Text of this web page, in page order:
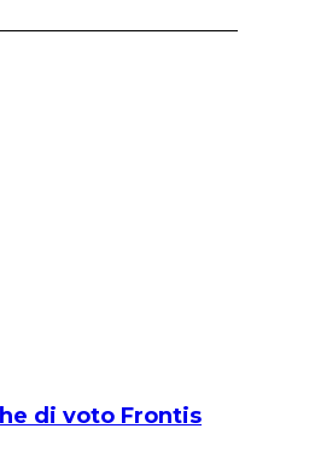
di voto Frontis